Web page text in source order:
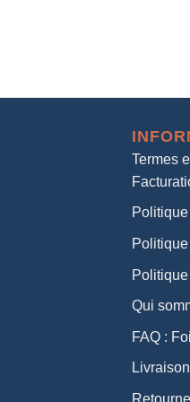
Termes
Qui
FAQ :